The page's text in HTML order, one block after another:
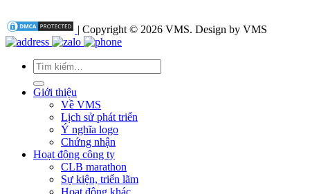
| Copyright © 2026 VMS. Design by VMS
Tìm
kiếm:
Giới thiệu
Về VMS
Lịch sử phát triển
Ý nghĩa logo
Chứng nhận
Hoạt động công ty
CLB marathon
Sự kiện, triển lãm